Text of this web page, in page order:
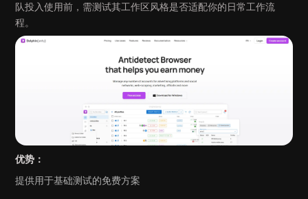
队投入使用前，需测试其工作区风格是否适配你的日常工作流
程。
优势：
提供用于基础测试的免费方案